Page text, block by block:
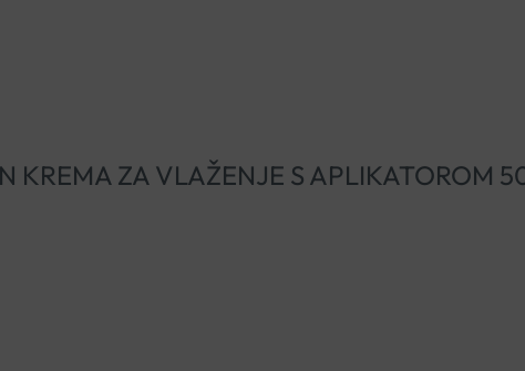
KREMA ZA VLAŽENJE S APLIKATOROM